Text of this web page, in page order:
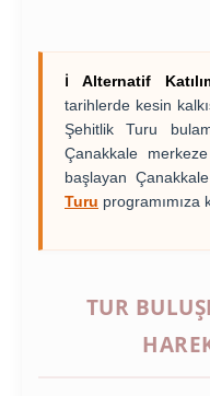
ℹ️ Alternatif
tarihlerde kesin
Şehitlik Turu
Çanakkale
başlayan
Turu programımıza
TUR